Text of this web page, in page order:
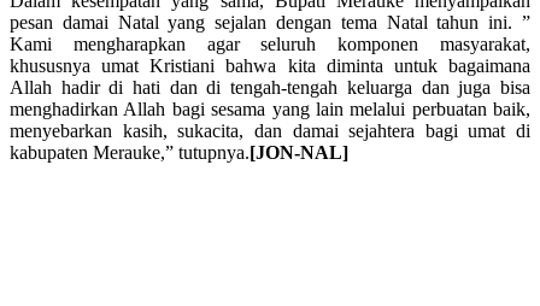
pesan damai Natal yang sejalan dengan tema Natal tahun ini. ”
Kami mengharapkan agar seluruh komponen masyarakat,
khususnya umat Kristiani bahwa kita diminta untuk bagaimana
Allah hadir di hati dan di tengah-tengah keluarga dan juga bisa
menghadirkan Allah bagi sesama yang lain melalui perbuatan baik,
menyebarkan kasih, sukacita, dan damai sejahtera bagi umat di
kabupaten Merauke,” tutupnya.[JON-NAL]